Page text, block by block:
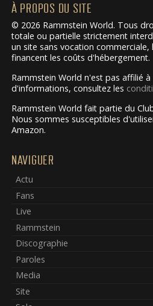
À PROPOS DU SITE
© 2026 Rammstein World. Tous
totale ou partielle strictement
un site sans vocation commerciale,
financent les coûts d'hébergement.
Rammstein World n'est pas affilié
d'informations, consultez les
Rammstein World fait partie du
Nous sommes susceptibles
Amazon.
NAVIGUER
Actu
Fans
Live
Rammstein
Discographie
Paroles
Media
Site